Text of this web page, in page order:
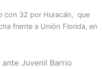
con 32 por Huracán, que
frente a Unión Florida, en
Juvenil Barrio